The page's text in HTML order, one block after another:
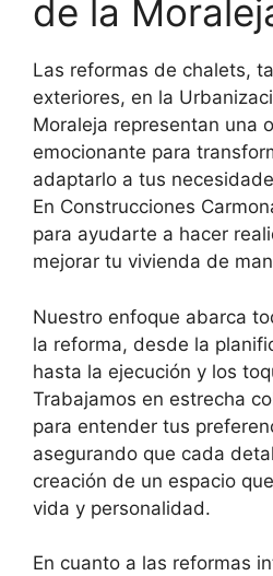
de la
Las reformas de chalets,
exteriores, en la
Moraleja representan una
emocionante para
adaptarlo a tus
En Construcciones
para ayudarte a hacer
mejorar tu vivienda de
Nuestro enfoque abarca
la reforma, desde la
hasta la ejecución y los
Trabajamos en estrecha
para entender tus
asegurando que cada
creación de un espacio
vida y personalidad.
En cuanto a las reformas